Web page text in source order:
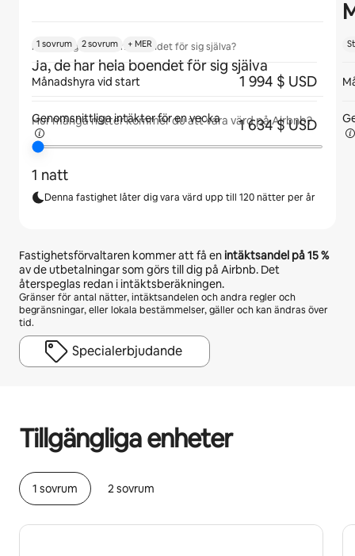
Kommer gäster att ha boendet för sig själva?
Ja, de har hela boendet för sig själva
Hur många nätter kommer du att vara värd på Airbnb?
1 natt
Denna fastighet låter dig vara värd upp till 120 nätter per år
Fastighetsförvaltaren kommer att få enintäktsandel på15 %
av de utbetalningar som görs till dig på Airbnb. Det
återspeglas redan i intäktsberäkningen.
Gränser för antal nätter, intäktsandelen och andra regler och
begränsningar, eller lokala bestämmelser, gäller och kan ändras över
tid.
Specialerbjudande
Tillgängliga enheter
1 sovrum 2 sovrum
1 sovrum 2 sovrum + MER
Månadshyra vid start 1 994 $ USD
Genomsnittliga intäkter fören vecka 1 634 $ USD